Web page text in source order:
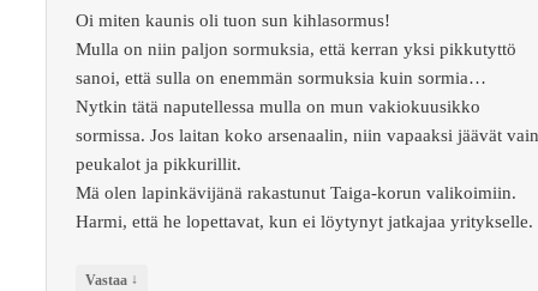
Oi miten kaunis oli tuon sun kihlasormus!
Mulla on niin paljon sormuksia, että kerran yksi pikkutyttö
sanoi, että sulla on enemmän sormuksia kuin sormia…
Nytkin tätä naputellessa mulla on mun vakiokuusikko
sormissa. Jos laitan koko arsenaalin, niin vapaaksi jäävät
peukalot ja pikkurillit.
Mä olen lapinkävijänä rakastunut Taiga-korun valikoimiin.
Harmi, että he lopettavat, kun ei löytynyt jatkajaa yritykselle.
Vastaa ↓